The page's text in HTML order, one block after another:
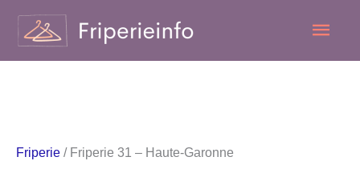
contenu
Friperie / Friperie 31 – Haute-Garonne